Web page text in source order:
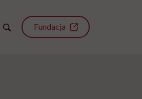
Fundacja